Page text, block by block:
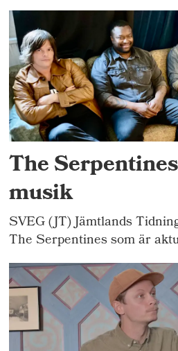
The
musik
SVEG (JT) Jämtlands
The Serpentines som är